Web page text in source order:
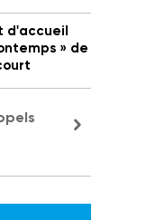
d'accueil
» de